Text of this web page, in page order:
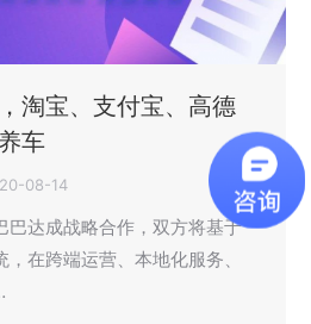
淘宝、支付宝、高德
车
08-14
巴达成战略合作，双方将基于
在跨端运营、本地化服务、